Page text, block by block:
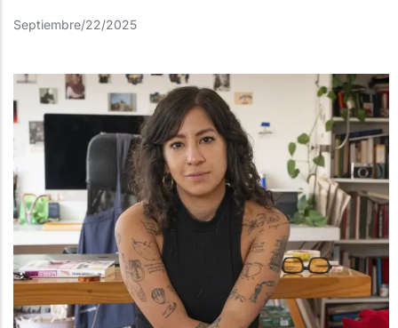
Septiembre/22/2025